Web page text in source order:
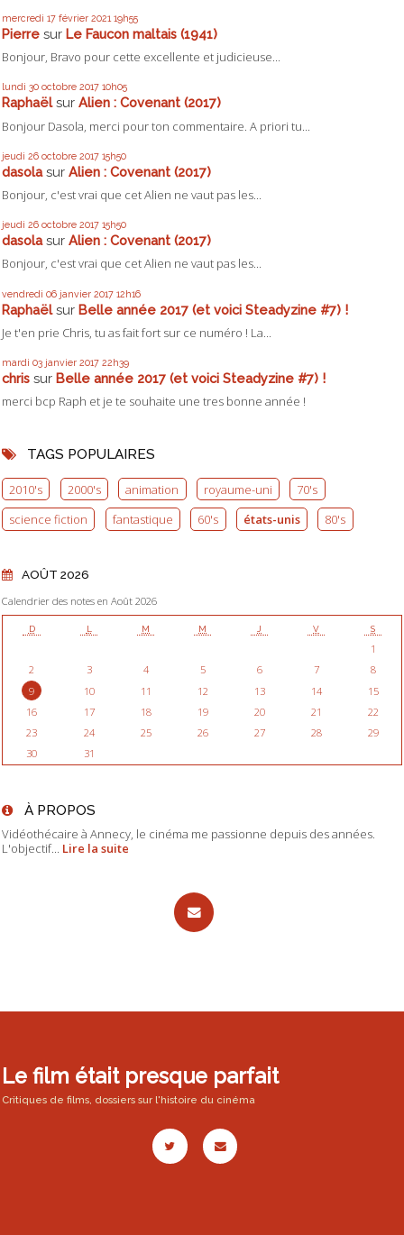
mercredi 17 février 2021 19h55
Pierre sur Le Faucon maltais (1941)
Bonjour, Bravo pour cette excellente et judicieuse...
lundi 30 octobre 2017 10h05
Raphaëlsur Alien : Covenant (2017)
Bonjour Dasola, merci pour ton commentaire. A priori tu...
jeudi 26 octobre 2017 15h50
dasolasur Alien : Covenant (2017)
Bonjour, c'est vrai que cet Alien ne vaut pas les...
jeudi 26 octobre 2017 15h50
dasolasur Alien : Covenant (2017)
Bonjour, c'est vrai que cet Alien ne vaut pas les...
vendredi 06 janvier 2017 12h16
Raphaëlsur Belle année 2017 (et voici Steadyzine #7) !
Je t'en prie Chris, tu as fait fort sur ce numéro ! La...
mardi 03 janvier 2017 22h39
chris sur Belle année 2017 (et voici Steadyzine #7) !
merci bcp Raph et je te souhaite une tres bonne année !
TAGS POPULAIRES
2010's 2000's animation royaume-uni
70's
science fiction
fantastique 60's états-unis 80's
AOÛT 2026
Calendrier des notes en Août 2026
D L M M J V S
1
2
3 4 5 6 7
8
9
10 11 12 13 14
15
16
17 18 19 20 21
22
23
24 25 26 27 28
29
30
31
À PROPOS
Vidéothécaire à Annecy, le cinéma me passionne depuis des années.
L'objectif... Lire la suite
Le film était presque parfait
Critiques de films, dossiers sur l'histoire du cinéma